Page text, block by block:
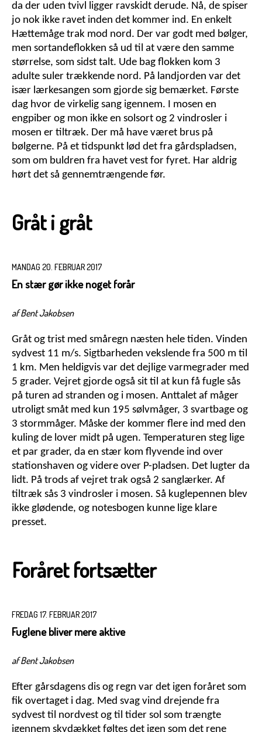
da der uden tvivl ligger ravskidt derude. Nå, de spiser
jo nok ikke ravet inden det kommer ind. En enkelt
Hættemåge trak mod nord. Der var godt med bølger,
men sortandeflokken så ud til at være den samme
størrelse, som sidst talt. Ude bag flokken kom 3
adulte suler trækkende nord. På landjorden var det
især lærkesangen som gjorde sig bemærket. Første
dag hvor de virkelig sang igennem. I mosen en
engpiber og mon ikke en solsort og 2 vindrosler i
mosen er tiltræk. Der må have været brus på
bølgerne. På et tidspunkt lød det fra gårdspladsen,
som om buldren fra havet vest for fyret. Har aldrig
hørt det så gennemtrængende før.
Gråt i gråt
MANDAG 20. FEBRUAR 2017
En stær gør ikke noget forår
af Bent Jakobsen
Gråt og trist med småregn næsten hele tiden. Vinden
sydvest 11 m/s. Sigtbarheden vekslende fra 500 m til
1 km. Men heldigvis var det dejlige varmegrader med
5 grader. Vejret gjorde også sit til at kun få fugle sås
på turen ad stranden og i mosen. Anttalet af måger
utroligt småt med kun 195 sølvmåger, 3 svartbage og
3 stormmåger. Måske der kommer flere ind med den
kuling de lover midt på ugen. Temperaturen steg lige
et par grader, da en stær kom flyvende ind over
stationshaven og videre over P-pladsen. Det lugter da
lidt. På trods af vejret trak også 2 sanglærker. Af
tiltræk sås 3 vindrosler i mosen. Så kuglepennen blev
ikke glødende, og notesbogen kunne lige klare
presset.
Foråret fortsætter
FREDAG 17. FEBRUAR 2017
Fuglene bliver mere aktive
af Bent Jakobsen
Efter gårsdagens dis og regn var det igen foråret som
fik overtaget i dag. Med svag vind drejende fra
sydvest til nordvest og til tider sol som trængte
igennem skydækket føltes det igen som det rene